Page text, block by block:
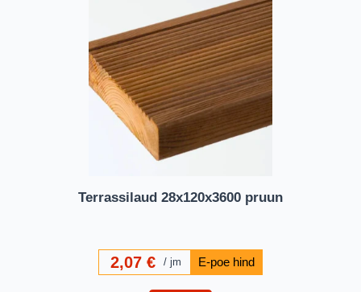
Terrassilaud 28x120x3600 pruun
2,07 € jm